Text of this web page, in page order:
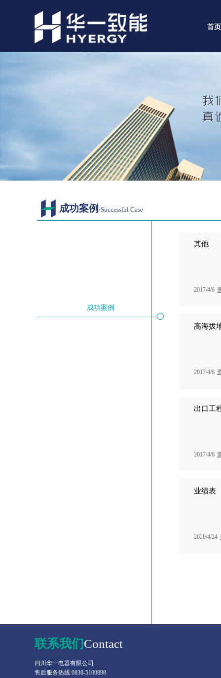
首页
成功案例 /Successful Case
成功案例
其他
2017/4/6
高海拔
2017/4/6
出口工
2017/4/6
业绩表
2020/4/24
联系我们Contact
四川华一电器有限公司
售后服务热线:0838-5100898